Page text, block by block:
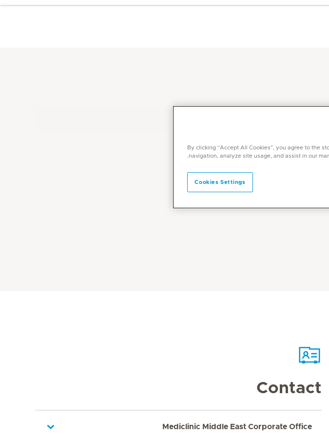
Contact
Mediclinic Middle East Corporate Office
By clicking “Accept All Cookies”, you agree to the
navigation, analyze site usage, and assist in our
Cookies Settings